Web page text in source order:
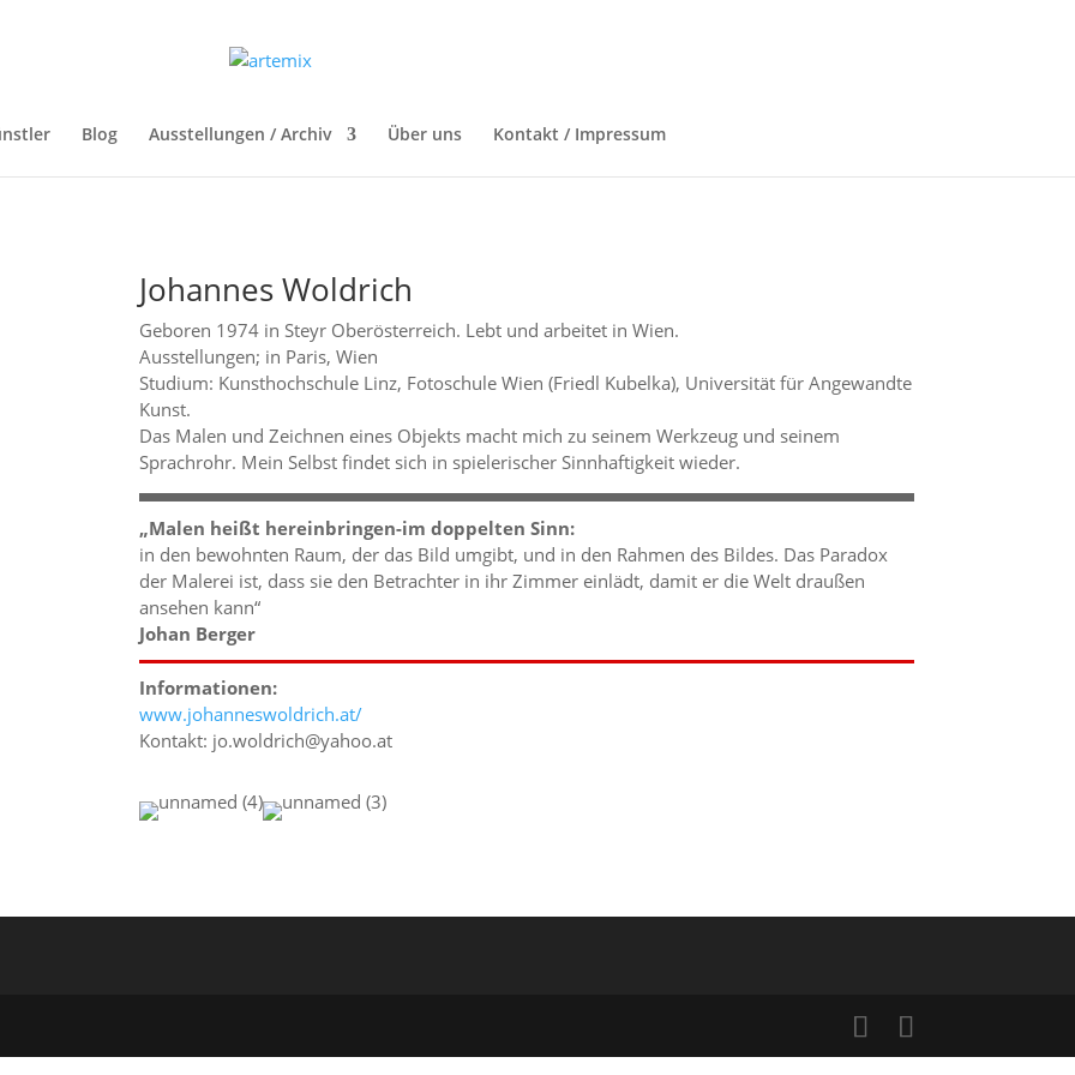
Blog Ausstellungen / Archiv Über uns Kontakt / Impressum
Johannes Woldrich
Geboren 1974 in Steyr Oberösterreich. Lebt und arbeitet in Wien.
Ausstellungen; in Paris, Wien
Studium: Kunsthochschule Linz, Fotoschule Wien (Friedl Kubelka), Universität für Angewandte
Kunst.
Das Malen und Zeichnen eines Objekts macht mich zu seinem Werkzeug und seinem
Sprachrohr. Mein Selbst findet sich in spielerischer Sinnhaftigkeit wieder.
„Malen heißt hereinbringen-im doppelten Sinn:
in den bewohnten Raum, der das Bild umgibt, und in den Rahmen des Bildes. Das Paradox
der Malerei ist, dass sie den Betrachter in ihr Zimmer einlädt, damit er die Welt draußen
ansehen kann“
Johan Berger
Informationen:
www.johanneswoldrich.at/
Kontakt: jo.woldrich@yahoo.at